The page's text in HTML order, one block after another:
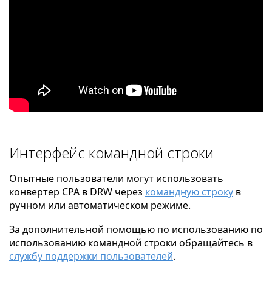
Интерфейс командной строки
Опытные пользователи могут использовать
конвертер CPA в DRW через командную строку в
ручном или автоматическом режиме.
За дополнительной помощью по использованию по
использованию командной строки обращайтесь в
службу поддержки пользователей.